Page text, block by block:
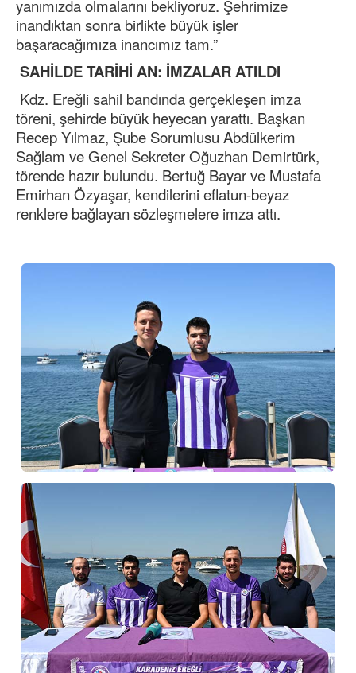
yanımızda olmalarını bekliyoruz. Şehrimize
inandıktan sonra birlikte büyük işler
başaracağımıza inancımız tam.”
SAHİLDE TARİHİ AN: İMZALAR ATILDI
Kdz. Ereğli sahil bandında gerçekleşen imza
töreni, şehirde büyük heyecan yarattı. Başkan
Recep Yılmaz, Şube Sorumlusu Abdülkerim
Sağlam ve Genel Sekreter Oğuzhan Demirtürk,
törende hazır bulundu. Bertuğ Bayar ve Mustafa
Emirhan Özyaşar, kendilerini eflatun-beyaz
renklere bağlayan sözleşmelere imza attı.